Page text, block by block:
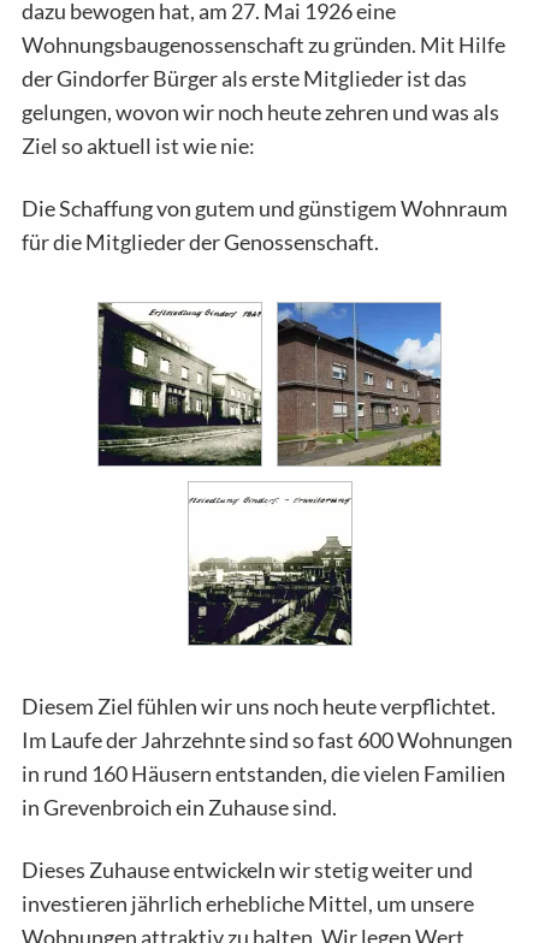
dazu bewogen hat, am 27. Mai 1926 eine
Wohnungsbaugenossenschaft zu gründen. Mit Hilfe
der Gindorfer Bürger als erste Mitglieder ist das
gelungen, wovon wir noch heute zehren und was als
Ziel so aktuell ist wie nie:
Die Schaffung von gutem und günstigem Wohnraum
für die Mitglieder der Genossenschaft.
Diesem Ziel fühlen wir uns noch heute verpflichtet.
Im Laufe der Jahrzehnte sind so fast 600 Wohnungen
in rund 160 Häusern entstanden, die vielen Familien
in Grevenbroich ein Zuhause sind.
Dieses Zuhause entwickeln wir stetig weiter und
investieren jährlich erhebliche Mittel, um unsere
Wohnungen attraktiv zu halten. Wir legen Wert